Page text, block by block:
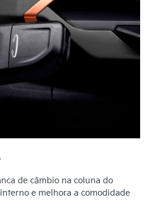
de câmbio na coluna do
e melhora a comodidade